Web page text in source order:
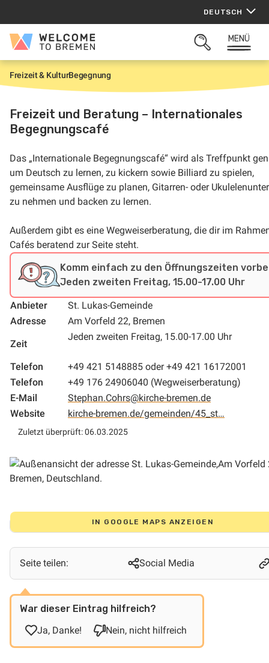
springen
DEUTSCH
Welcome
SUCHFELD
MENÜ
S
t
r
t
Freizeit & KulturBegegnung
Freizeit und Beratung – Internationales
Begegnungscafé
Das „Internationale Begegnungscafé“ wird als Treffpunkt
um Deutsch zu lernen, zu kickern sowie Billiard zu spielen,
gemeinsame Ausflüge zu planen, Gitarren- oder
zu nehmen und backen zu lernen.
Außerdem gibt es eine Wegweiserberatung, die dir im
Cafés beratend zur Seite steht.
Komm einfach zu den Öffnungszeiten
Jeden zweiten Freitag, 15.00-17.00 Uhr
Anbieter
St. Lukas-Gemeinde
Adresse
Am Vorfeld 22, Bremen
Zeit
Jeden zweiten Freitag, 15.00-17.00 Uhr
Telefon
+49 421 5148885 oder +49 421 16172001
Telefon
+49 176 24906040 (Wegweiserberatung)
E-Mail
Stephan.Cohrs@kirche-bremen.de
Website
kirche-bremen.de/gemeinden/45_st…
Zuletzt überprüft: 06.03.2025
IN GOOGLE MAPS ANZEIGEN
Seite teilen: Social Media
War dieser Eintrag hilfreich?
Ja, Danke!
Nein, nicht hilfreich